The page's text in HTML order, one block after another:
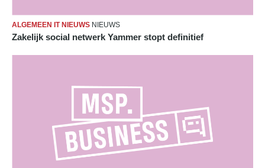
ALGEMEEN IT NIEUWS NIEUWS
Zakelijk social netwerk Yammer stopt definitief